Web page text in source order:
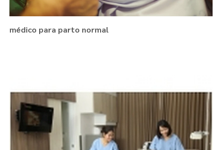
médico para parto normal